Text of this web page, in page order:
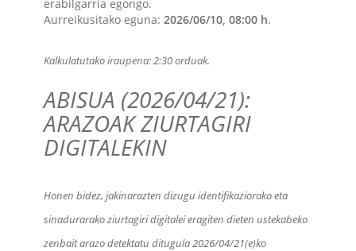
erabilgarria egongo.
Aurreikusitako eguna: 2026/06/10, 08:00 h.
Kalkulatutako iraupena:2:30 orduak.
ABISUA (2026/04/21):
ARAZOAK ZIURTAGIRI
DIGITALEKIN
Honen bidez, jakinarazten dizugu identifikaziorako eta
sinadurarako ziurtagiri digitalei eragiten dieten ustekabeko
zenbait arazo detektatu ditugula 2026/04/21(e)ko